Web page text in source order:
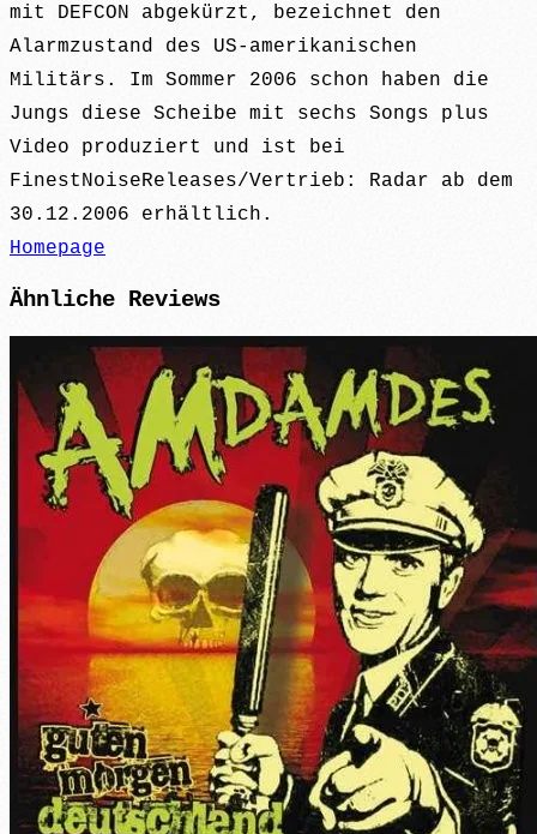
mit DEFCON abgekürzt, bezeichnet den
Alarmzustand des US-amerikanischen
Militärs. Im Sommer 2006 schon haben die
Jungs diese Scheibe mit sechs Songs plus
Video produziert und ist bei
FinestNoiseReleases/Vertrieb: Radar ab dem
30.12.2006 erhältlich.
Homepage
Ähnliche Reviews